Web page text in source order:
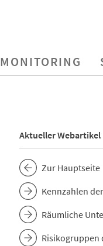
MONITORING
Aktueller Webartikel
Zur Hauptseite
Kennzahlen
Räumliche
Risikogruppen